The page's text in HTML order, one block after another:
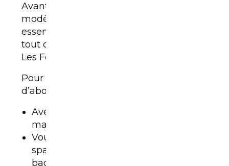
Avant de désigner un « meilleur »
modèle, il faut se souvenir d’une chose
essentielle : un SUV idéal dépend avant
tout de
Les Ford ne font pas exception.
Pour choisir correctement, posez-vous
d’abord ces questions :
Avez-vous besoin d’un SUV compact
maniable en ville ?
Voulez-vous un modèle familial
spacieux pour transporter enfants et
bagages ?